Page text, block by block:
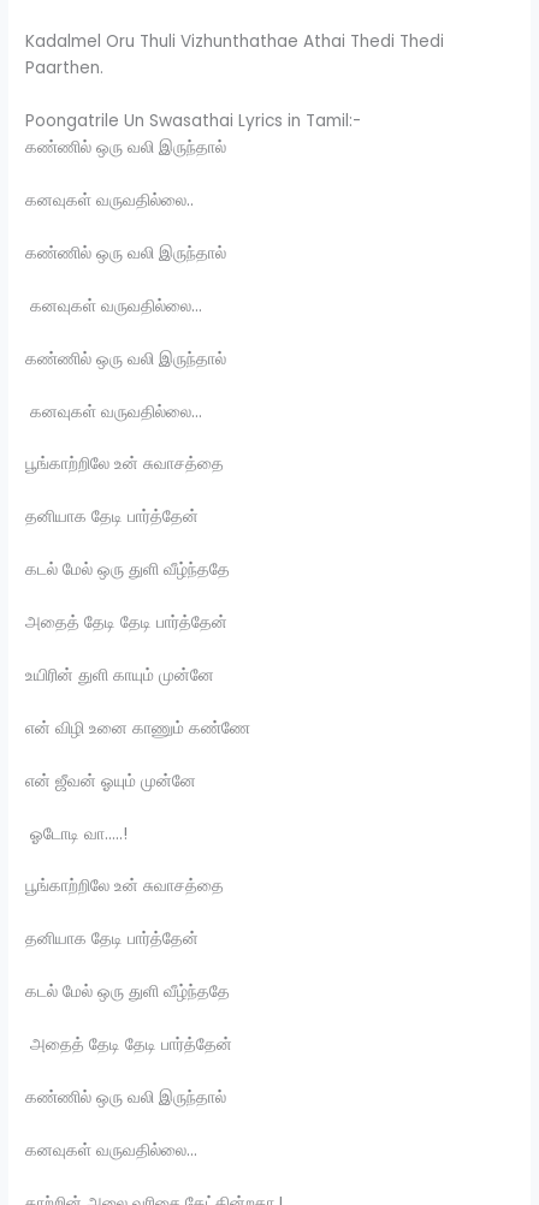
Kadalmel Oru Thuli Vizhunthathae Athai Thedi Thedi
Paarthen.
Poongatrile Un Swasathai Lyrics in Tamil:-
கண்ணில் ஒரு வலி இருந்தால்
கனவுகள் வருவதில்லை..
கண்ணில் ஒரு வலி இருந்தால்
கனவுகள் வருவதில்லை…
கண்ணில் ஒரு வலி இருந்தால்
கனவுகள் வருவதில்லை…
பூங்காற்றிலே உன் சுவாசத்தை
தனியாக தேடி பார்த்தேன்
கடல் மேல் ஒரு துளி வீழ்ந்ததே
அதைத் தேடி தேடி பார்த்தேன்
உயிரின் துளி காயும் முன்னே
என் விழி உனை காணும் கண்ணே
என் ஜீவன் ஓயும் முன்னே
ஓடோடி வா…..!
பூங்காற்றிலே உன் சுவாசத்தை
தனியாக தேடி பார்த்தேன்
கடல் மேல் ஒரு துளி வீழ்ந்ததே
அதைத் தேடி தேடி பார்த்தேன்
கண்ணில் ஒரு வலி இருந்தால்
கனவுகள் வருவதில்லை…